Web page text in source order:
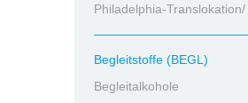
Philadelphia-
Begleitstoffe (BEGL)
Begleitalkohole